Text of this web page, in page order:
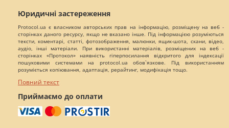
Юридичні застереження
Protocol.ua є власником авторських прав на інформацію, розміщену на веб -
сторінках даного ресурсу, якщо не вказано інше. Під інформацією розуміються
тексти, коментарі, статті, фотозображення, малюнки, ящик-шота, скани, відео,
аудіо, інші матеріали. При використанні матеріалів, розміщених на веб -
сторінках «Протокол» наявність гіперпосилання відкритого для індексації
пошуковими системами на protocol.ua обов`язкове. Під використанням
розуміється копіювання, адаптація, рерайтинг, модифікація тощо.
Повний текст
Приймаємо до оплати